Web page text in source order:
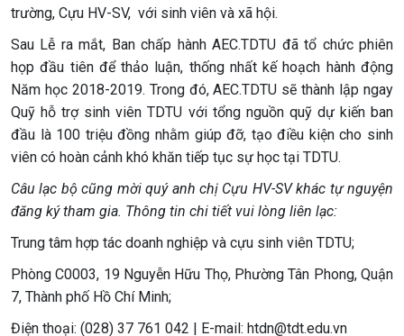
trường, Cựu HV-SV, với sinh viên và xã hội.
Sau Lễ ra mắt, Ban chấp hành AEC.TDTU đã tổ chức phiên
họp đầu tiên để thảo luận, thống nhất kế hoạch hành động
Năm học 2018-2019. Trong đó, AEC.TDTU sẽ thành lập ngay
Quỹ hỗ trợ sinh viên TDTU với tổng nguồn quỹ dự kiến ban
đầu là 100 triệu đồng nhằm giúp đỡ, tạo điều kiện cho sinh
viên có hoàn cảnh khó khăn tiếp tục sự học tại TDTU.
Câu lạc bộ cũng mời quý anh chị Cựu HV-SV khác tự nguyện
đăng ký tham gia. Thông tin chi tiết vui lòng liên lạc:
Trung tâm hợp tác doanh nghiệp và cựu sinh viên TDTU;
Phòng C0003, 19 Nguyễn Hữu Thọ, Phường Tân Phong, Quận
7, Thành phố Hồ Chí Minh;
Điện thoại: (028) 37 761 042 | E-mail: htdn@tdt.edu.vn